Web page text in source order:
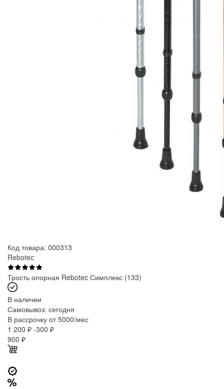
Код товара: 000313
Rebotec
Трость опорная Rebotec Симплекс (133)
В наличии
Самовывоз: сегодня
В рассрочку от 5000/мес
1 200 ₽ -300 ₽
900 ₽